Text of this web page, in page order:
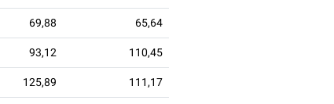
69,88 65,64
93,12 110,45
125,89 111,17